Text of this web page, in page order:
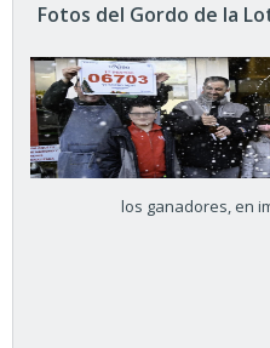
Fotos del Gordo de la
los ganadores, en